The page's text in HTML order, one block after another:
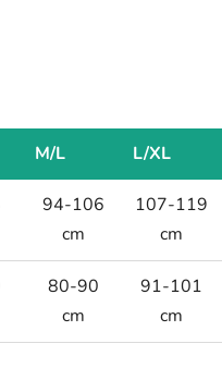
M/L L/XL
94-106
cm
107-119
cm
80-90
cm
91-101
cm